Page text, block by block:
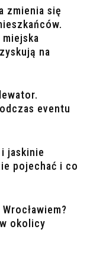
zmienia się
na
eventu
jaskinie
pojechać i co
okolicy